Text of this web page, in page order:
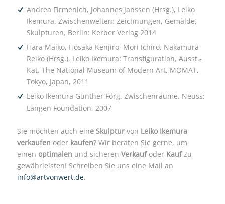
Andrea Firmenich, Johannes Janssen (Hrsg.), Leiko
Ikemura. Zwischenwelten: Zeichnungen, Gemälde,
Skulpturen, Berlin: Kerber Verlag 2014
Hara Maiko, Hosaka Kenjiro, Mori Ichiro, Nakamura
Reiko (Hrsg.), Leiko Ikemura: Transfiguration, Ausst.-
Kat. The National Museum of Modern Art, MOMAT,
Tokyo, Japan, 2011
Leiko Ikemura Günther Förg. Zwischenräume. Neuss:
Langen Foundation, 2007
Sie möchten auch eine Skulpturvon Leiko Ikemura
verkaufen oder kaufen? Wir beraten Sie gerne, um
einen optimalen und sicheren Verkaufoder Kaufzu
gewährleisten! Schreiben Sie uns eine Mail an
info@artvonwert.de.